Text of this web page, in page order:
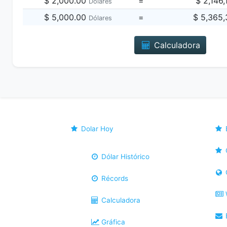
$ 5,000.00 Dólares = $
Calculadora
Dolar Hoy
Dólar Histórico
Récords
Calculadora
Gráfica